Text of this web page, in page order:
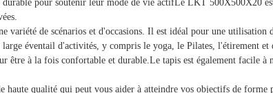
pour soutenir leur mode de vie actifLe LKT 500X500X20
de scénarios et d'occasions. Il est idéal pour une utilisation
éventail d'activités, y compris le yoga, le Pilates, l'étirement et
être à la fois confortable et durable.Le tapis est également facile
haute qualité qui peut vous aider à atteindre vos objectifs de